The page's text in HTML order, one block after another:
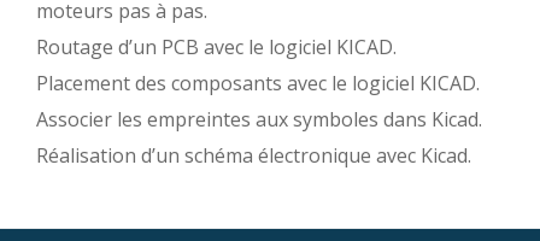
moteurs pas à pas.
Routage d’un PCB avec le logiciel KICAD.
Placement des composants avec le logiciel KICAD.
Associer les empreintes aux symboles dans Kicad.
Réalisation d’un schéma électronique avec Kicad.